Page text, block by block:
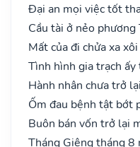
Đại an mọi việc tốt
Cầu tài ở nẻo phương
Mất của đi chửa xa xôi
Tình hình gia trạch
Hành nhân chưa trở
Ốm đau bệnh tật bớt
Buôn bán vốn trở lại
Tháng Giêng tháng 8